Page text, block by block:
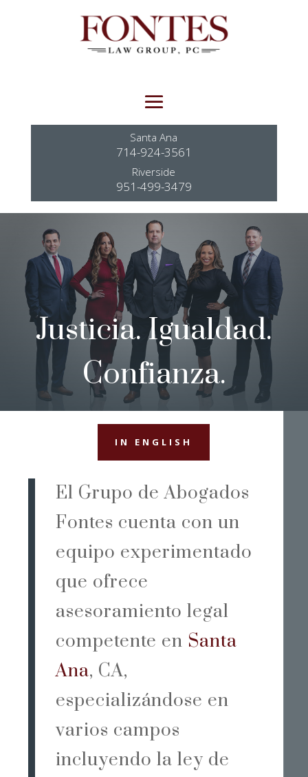
Santa Ana
714-924-3561
Riverside
951-499-3479
Justicia. Igualdad.
Confianza.
IN ENGLISH
El Grupo de Abogados
Fontes cuenta con un
equipo experimentado
que ofrece
asesoramiento legal
competente en Santa
Ana, CA,
especializándose en
varios campos
incluyendo la ley de